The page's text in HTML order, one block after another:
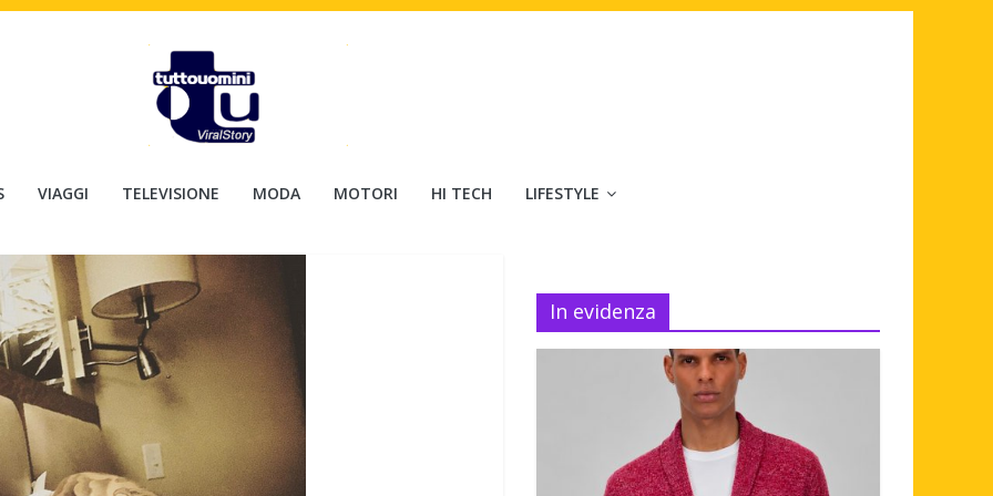
VIAGGI TELEVISIONE MODA MOTORI HI TECH LIFESTYLE
In evidenza